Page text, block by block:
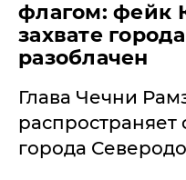
флагом: фейк
захвате
разоблачен
Глава Чечни
распространяет
города